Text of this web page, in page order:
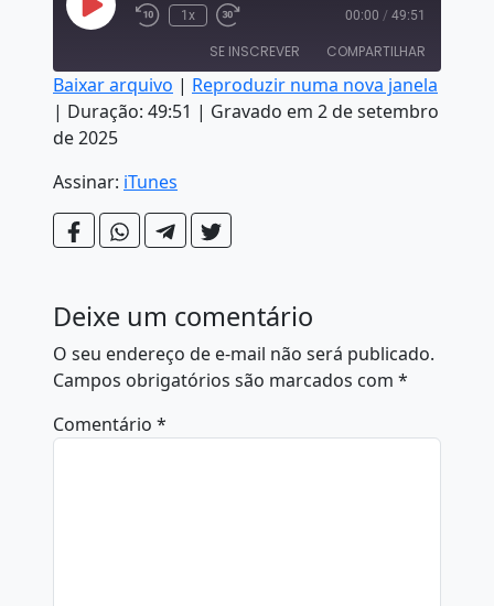
Reproduzir episódio
Retroceder 10 segundos
1x Fast Forward 30 seconds
00:00 / 49:51
SE INSCREVER COMPARTILHAR
iTunes
COMPARTILHAR
INCORPORAR
Baixar arquivo | Reproduzir numa nova janela
| Duração: 49:51 | Gravado em 2 de setembro
de 2025
Assinar: iTunes
Deixe um comentário
O seu endereço de e-mail não será publicado.
Campos obrigatórios são marcados com *
Comentário *